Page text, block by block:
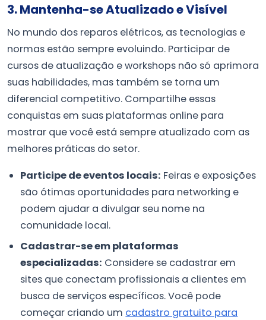
3. Mantenha-se Atualizado e Visível
No mundo dos reparos elétricos, as tecnologias e
normas estão sempre evoluindo. Participar de
cursos de atualização e workshops não só aprimora
suas habilidades, mas também se torna um
diferencial competitivo. Compartilhe essas
conquistas em suas plataformas online para
mostrar que você está sempre atualizado com as
melhores práticas do setor.
Participe de eventos locais: Feiras e exposições
são ótimas oportunidades para networking e
podem ajudar a divulgar seu nome na
comunidade local.
Cadastrar-se em plataformas
especializadas: Considere se cadastrar em
sites que conectam profissionais a clientes em
busca de serviços específicos. Você pode
começar criando um cadastro gratuito para